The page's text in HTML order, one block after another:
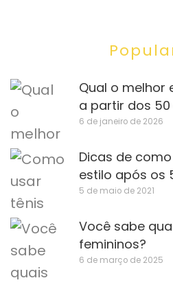
Qual o melhor
a partir dos 50
6 de janeiro de 2026
Dicas de
estilo após os
5 de maio de 2021
Você sabe
femininos?
6 de março de 2025